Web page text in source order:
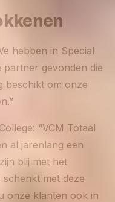
hebben in Special
gevonden die
beschikt om onze
“VCM Totaal
al jarenlang een
blij met het
met deze
onze klanten ook in